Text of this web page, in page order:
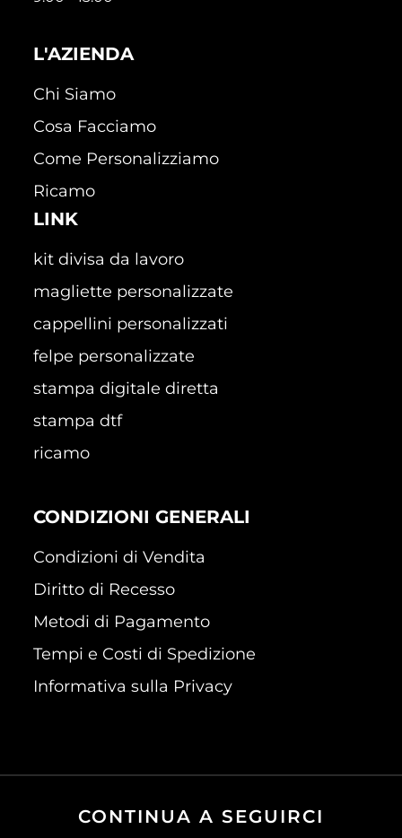
L'AZIENDA
Chi Siamo
Cosa Facciamo
Come Personalizziamo
Ricamo
LINK
kit divisa da lavoro
magliette personalizzate
cappellini personalizzati
felpe personalizzate
stampa digitale diretta
stampa dtf
ricamo
CONDIZIONI GENERALI
Condizioni di Vendita
Diritto di Recesso
Metodi di Pagamento
Tempi e Costi di Spedizione
Informativa sulla Privacy
CONTINUA A SEGUIRCI